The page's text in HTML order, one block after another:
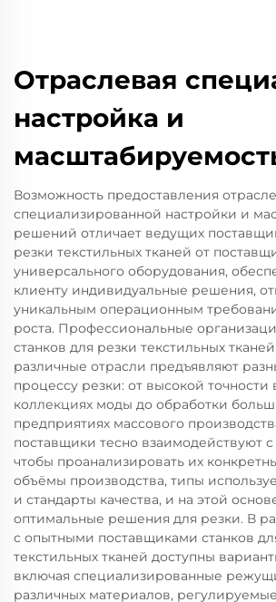
Отраслевая
настройка и
Возможность предоставления
специализированной настройки и
решений отличает ведущих
резки текстильных тканей от
универсального оборудования,
клиенту индивидуальные решения,
уникальным операционным
роста. Профессиональные
станков для резки текстильных
различные отрасли предъявляют
процессу резки: от высокой точности
коллекциях моды до обработки
предприятиях массового
поставщики тесно взаимодействуют с
чтобы проанализировать их
объёмы производства, типы
и стандарты качества, и на этой
оптимальные решения для резки. В
с опытными поставщиками станков
текстильных тканей доступны
включая специализированные
различных материалов,